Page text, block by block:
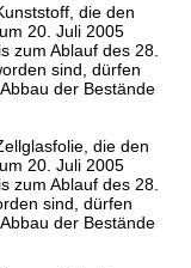
die den
20. Juli 2005
zum Ablauf des 28.
sind, dürfen
der Bestände
die den
20. Juli 2005
zum Ablauf des 28.
sind, dürfen
der Bestände